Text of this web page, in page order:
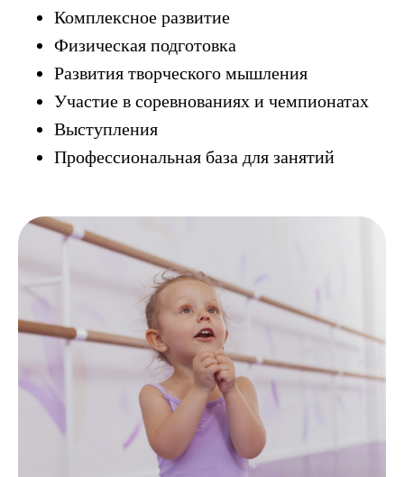
Комплексное развитие
Физическая подготовка
Развития творческого мышления
Участие в соревнованиях и чемпионатах
Выступления
Профессиональная база для занятий